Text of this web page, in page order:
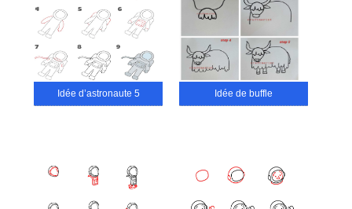
Idée d’astronaute 5 Idée de buffle